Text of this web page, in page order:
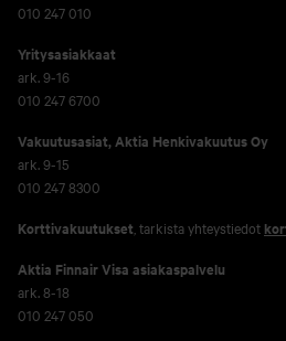
010 247 010
Yritysasiakkaat
ark. 9-16
010 247 6700
Vakuutusasiat, Aktia Henkivakuutus Oy
ark. 9-15
010 247 8300
Korttivakuutukset , tarkista yhteystiedot
Aktia Finnair Visa asiakaspalvelu
ark. 8-18
010 247 050